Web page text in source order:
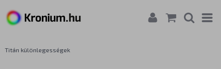
Titán különlegességek